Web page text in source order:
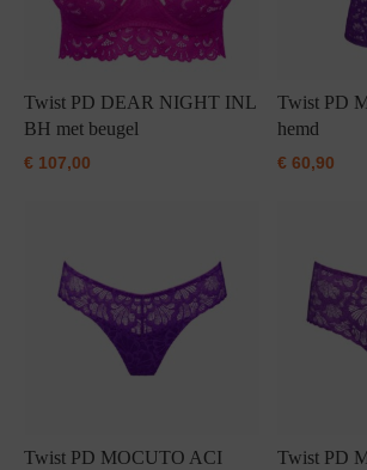
Twist PD DEAR NIGHT INL
BH met beugel
€ 107,00
Twist PD
hemd
€60,90
Twist PD MOCUTO ACI
Twist PD